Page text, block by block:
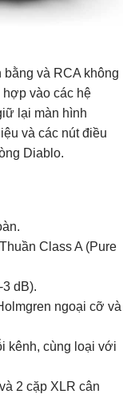
và RCA không
hợp vào các hệ
lại màn hình
và các nút điều
Diablo.
Class A (Pure
dB).
ngoại cỡ và
kênh, cùng loại với
2 cặp XLR cân